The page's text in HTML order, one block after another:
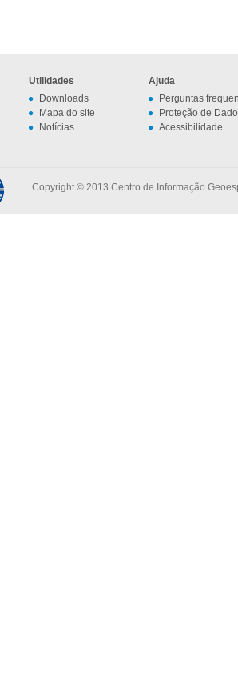
Utilidades
Downloads
Mapa do site
Notícias
Ajuda
Perguntas
Proteção de
Acessibilidade
Copyright © 2013 Centro de Informação